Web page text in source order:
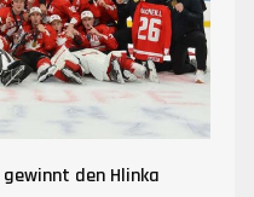
den Hlinka